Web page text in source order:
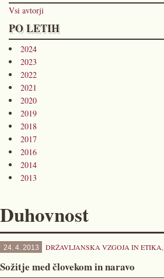
Vsi avtorji
PO LETIH
2024
2023
2022
2021
2020
2019
2018
2017
2016
2014
2013
Duhovnost
24. 4. 2013 DRŽAVLJANSKA VZGOJA IN ETIKA,
Sožitje med človekom in naravo